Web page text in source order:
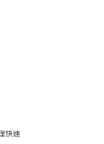
快速